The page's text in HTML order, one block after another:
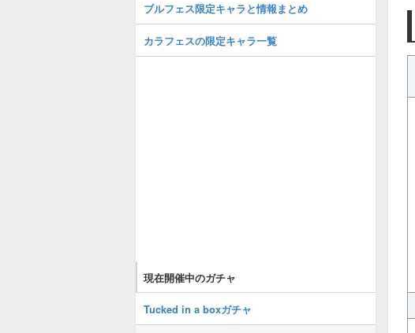
ブルフェス限定キャラと情報まとめ
カラフェスの限定キャラ一覧
現在開催中のガチャ
Tucked in a boxガチャ